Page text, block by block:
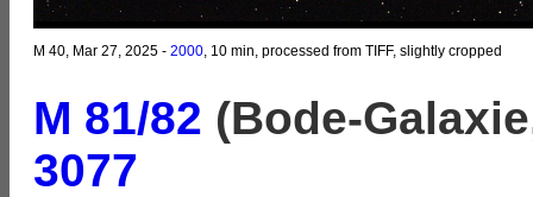
M 40, Mar 27, 2025 - 2000 , 10 min, processed from TIFF, slightly cropped
M 81/82 (Bode-
3077